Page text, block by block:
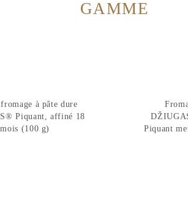
GAMME
à pâte dure
Piquant, affiné 18
mois (100 g)
Piquant